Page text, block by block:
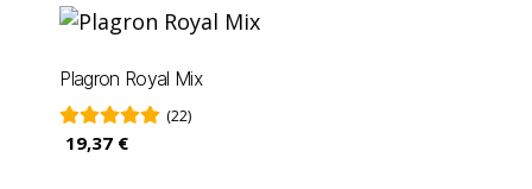
Plagron Royal Mix
(22)
19,37 €